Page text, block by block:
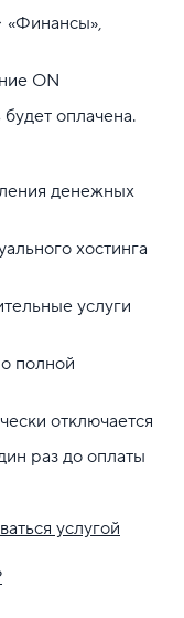
«Финансы»,
ON
оплачена.
денежных
хостинга
услуги
полной
отключается
раз до оплаты
услугой